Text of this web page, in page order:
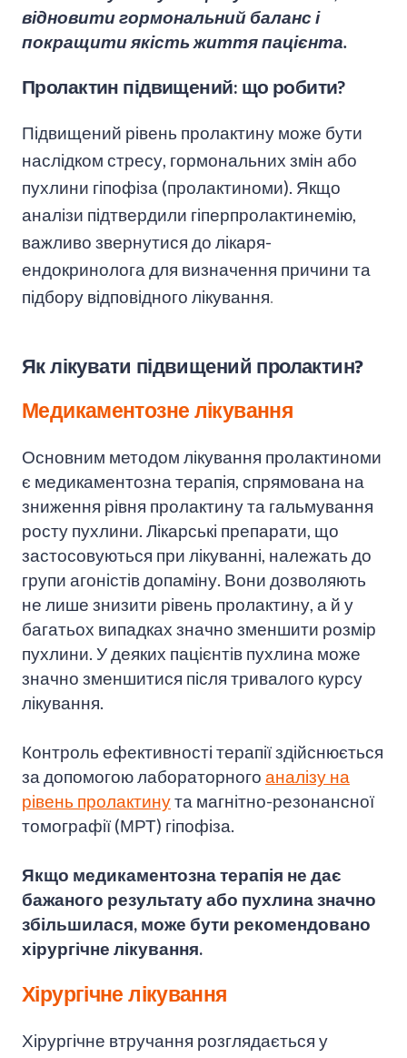
відновити гормональний баланс і
покращити якість життя пацієнта.
Пролактин підвищений: що робити?
Підвищений рівень пролактину може бути
наслідком стресу, гормональних змін або
пухлини гіпофіза (пролактиноми). Якщо
аналізи підтвердили гіперпролактинемію,
важливо звернутися до лікаря-
ендокринолога для визначення причини та
підбору відповідного лікування.
Як лікувати підвищений пролактин?
Медикаментозне лікування
Основним методом лікування пролактиноми
є медикаментозна терапія, спрямована на
зниження рівня пролактину та гальмування
росту пухлини. Лікарські препарати, що
застосовуються при лікуванні, належать до
групи агоністів допаміну. Вони дозволяють
не лише знизити рівень пролактину, а й у
багатьох випадках значно зменшити розмір
пухлини. У деяких пацієнтів пухлина може
значно зменшитися після тривалого курсу
лікування.
Контроль ефективності терапії здійснюється
за допомогою лабораторного аналізу на
рівень пролактинута магнітно-резонансної
томографії (МРТ) гіпофіза.
Якщо медикаментозна терапія не дає
бажаного результату або пухлина значно
збільшилася, може бути рекомендовано
хірургічне лікування.
Хірургічне лікування
Хірургічне втручання розглядається у